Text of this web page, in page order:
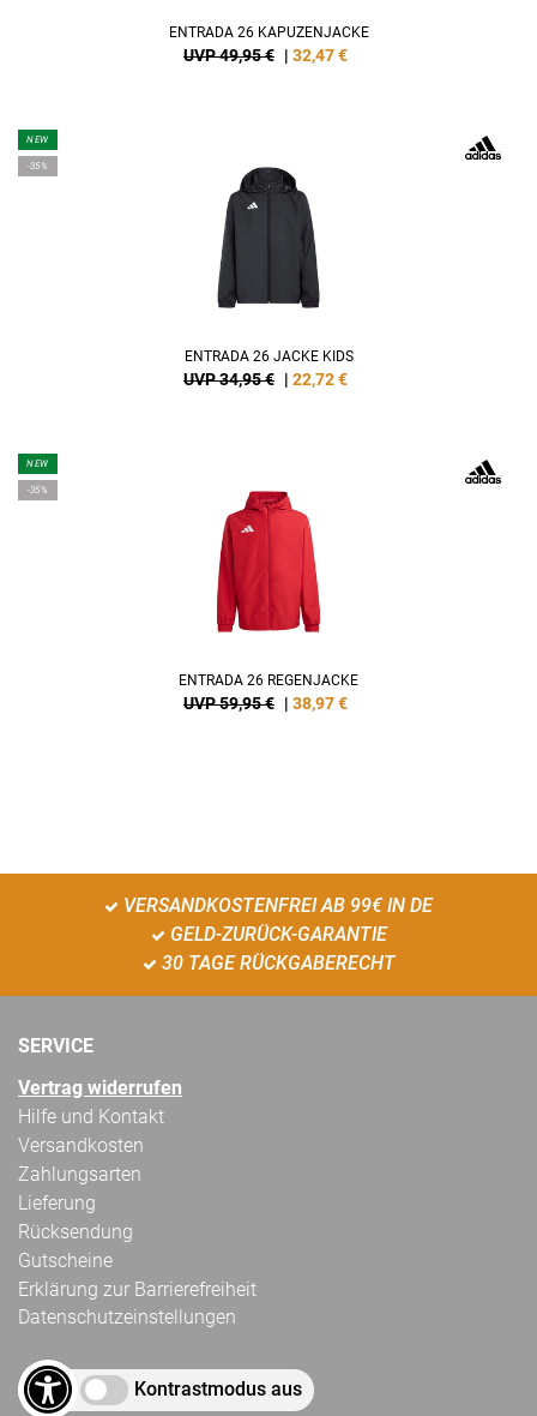
ENTRADA 26 KAPUZENJACKE
UVP 49,95 € | 32,47€
NEW
-35%
ENTRADA 26 JACKE KIDS
UVP 34,95 € | 22,72€
NEW
-35%
ENTRADA 26 REGENJACKE
UVP 59,95 € | 38,97€
VERSANDKOSTENFREI AB 99€ IN DE
GELD-ZURÜCK-GARANTIE
30 TAGE RÜCKGABERECHT
SERVICE
Vertrag widerrufen
Hilfe und Kontakt
Versandkosten
Zahlungsarten
Lieferung
Rücksendung
Gutscheine
Erklärung zur Barrierefreiheit
Datenschutzeinstellungen
Kontrastmodus aus